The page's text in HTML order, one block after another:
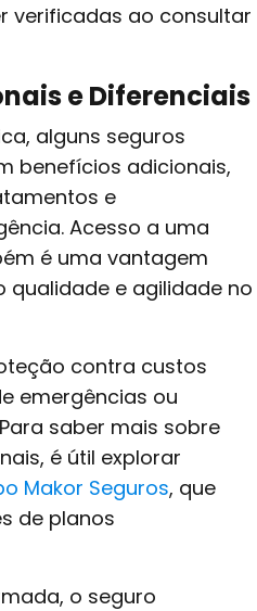
verificadas ao consultar
e Diferenciais
alguns seguros
benefícios adicionais,
e
Acesso a uma
é uma vantagem
qualidade e agilidade no
contra custos
emergências ou
saber mais sobre
é útil explorar
Makor Seguros, que
de planos
o seguro